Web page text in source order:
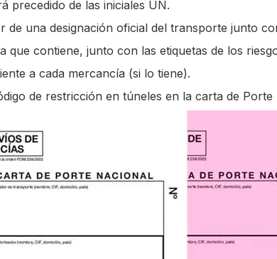
precedido de las iniciales UN.
de una designación oficial del transporte junto
que contiene, junto con las etiquetas de los
a cada mercancía (si lo tiene).
de restricción en túneles en la carta de